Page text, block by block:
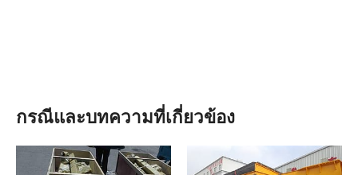
กรณีและบทความที่เกี่ยวข้อง